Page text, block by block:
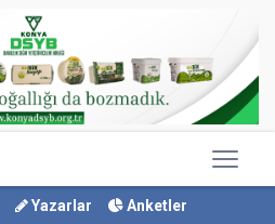
Yazarlar
Anketler